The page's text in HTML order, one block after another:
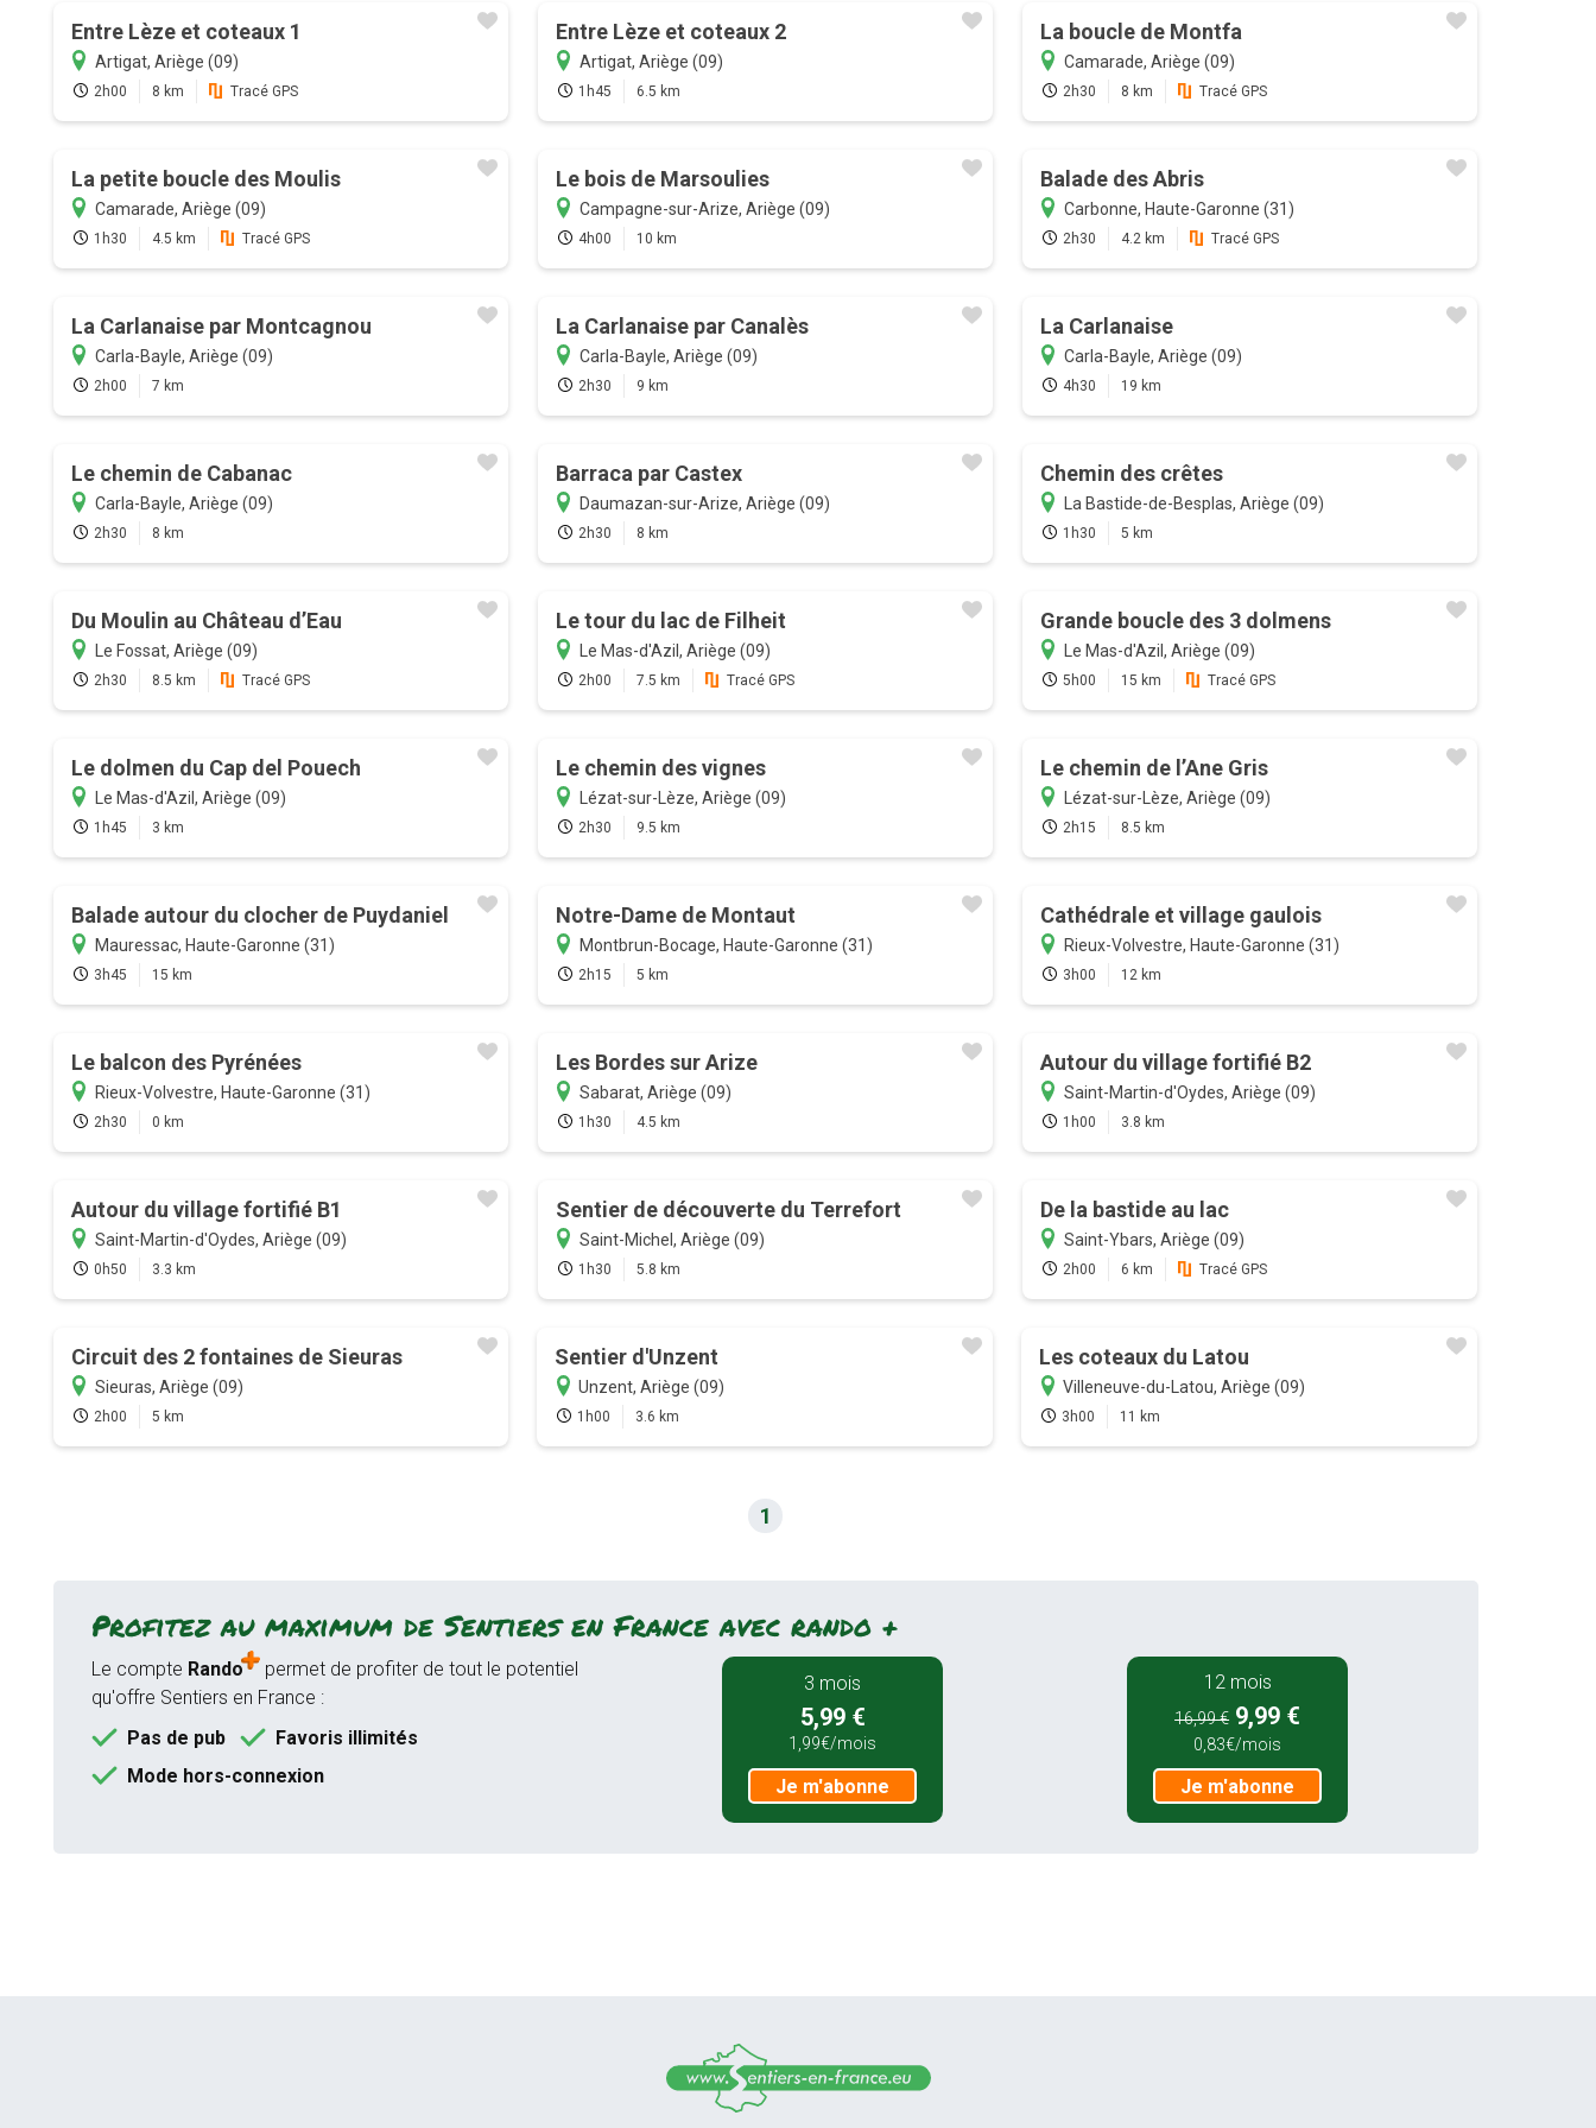
Entre Lèze et coteaux 1
Artigat, Ariège (09)
2h00 8 km Tracé GPS
Entre Lèze et coteaux 2
Artigat, Ariège (09)
1h45 6.5 km
La boucle de Montfa
Camarade, Ariège (09)
2h30 8 km Tracé GPS
La petite boucle des Moulis
Camarade, Ariège (09)
1h30 4.5 km Tracé GPS
Le bois de Marsoulies
Campagne-sur-Arize, Ariège (09)
4h00 10 km
Balade des Abris
Carbonne, Haute-Garonne (31)
2h30 4.2 km Tracé GPS
La Carlanaise par Montcagnou
Carla-Bayle, Ariège (09)
2h00 7 km
La Carlanaise par Canalès
Carla-Bayle, Ariège (09)
2h30 9 km
La Carlanaise
Carla-Bayle, Ariège (09)
4h30 19 km
Le chemin de Cabanac
Carla-Bayle, Ariège (09)
2h30 8 km
Barraca par Castex
Daumazan-sur-Arize, Ariège (09)
2h30 8 km
Chemin des crêtes
La Bastide-de-Besplas, Ariège (09)
1h30 5 km
Du Moulin au Château d’Eau
Le Fossat, Ariège (09)
2h30 8.5 km Tracé GPS
Le tour du lac de Filheit
Le Mas-d'Azil, Ariège (09)
2h00 7.5 km Tracé GPS
Grande boucle des 3 dolmens
Le Mas-d'Azil, Ariège (09)
5h00 15 km Tracé GPS
Le dolmen du Cap del Pouech
Le Mas-d'Azil, Ariège (09)
1h45 3 km
Le chemin des vignes
Lézat-sur-Lèze, Ariège (09)
2h30 9.5 km
Le chemin de l’Ane Gris
Lézat-sur-Lèze, Ariège (09)
2h15 8.5 km
Balade autour du clocher de Puydaniel
Mauressac, Haute-Garonne (31)
3h45 15 km
Notre-Dame de Montaut
Montbrun-Bocage, Haute-Garonne (31)
2h15 5 km
Cathédrale et village gaulois
Rieux-Volvestre, Haute-Garonne (31)
3h00 12 km
Le balcon des Pyrénées
Rieux-Volvestre, Haute-Garonne (31)
2h30 0 km
Les Bordes sur Arize
Sabarat, Ariège (09)
1h30 4.5 km
Autour du village fortifié B2
Saint-Martin-d'Oydes, Ariège (09)
1h00 3.8 km
Autour du village fortifié B1
Saint-Martin-d'Oydes, Ariège (09)
0h50 3.3 km
Sentier de découverte du Terrefort
Saint-Michel, Ariège (09)
1h30 5.8 km
De la bastide au lac
Saint-Ybars, Ariège (09)
2h00 6 km Tracé GPS
Circuit des 2 fontaines de Sieuras
Sieuras, Ariège (09)
2h00 5 km
Sentier d'Unzent
Unzent, Ariège (09)
1h00 3.6 km
Les coteaux du Latou
Villeneuve-du-Latou, Ariège (09)
3h00 11 km
1
Profitez au maximum de Sentiers en France avec rando +
Le compte Rando
permet de profiter de tout le potentiel
qu'offre Sentiers en France :
Pas de pub
Favoris illimités
Mode hors-connexion
3 mois
5,99 €
1,99€/mois
Je m'abonne
12 mois
16,99 € 9,99 €
0,83€/mois
Je m'abonne